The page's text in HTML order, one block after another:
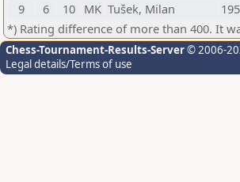
9
6 10 MK Tušek, Milan
*) Rating difference of more than 400. It
Chess-Tournament-Results-Server© 2006-
Legal details/Terms of use